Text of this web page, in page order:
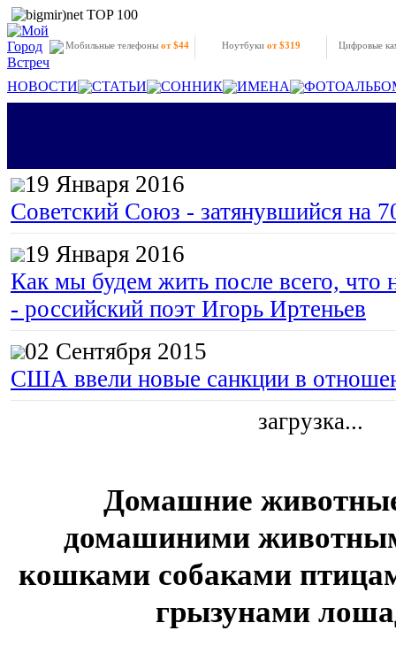
Мобильные телефоны от $44 Ноутбуки от $319 Цифровые
НОВОСТИ СТАТЬИ СОННИК ИМЕНА
19 Января 2016
Советский Союз - затянувшийся на
19 Января 2016
Как мы будем жить после всего, что
- российский поэт Игорь Иртеньев
02 Сентября 2015
США ввели новые санкции в
загрузка...
Домашние
домашиними
кошками собаками
грызунами